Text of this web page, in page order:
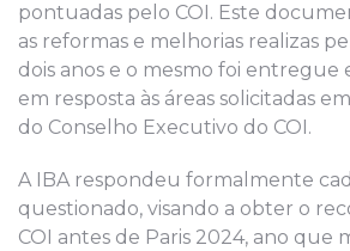
pontuadas pelo COI. Este
as reformas e melhorias realizas
dois anos e o mesmo foi entregue
em resposta às áreas solicitadas
do Conselho Executivo do COI.
A IBA respondeu formalmente
questionado, visando a obter o
COI antes de Paris 2024, ano que